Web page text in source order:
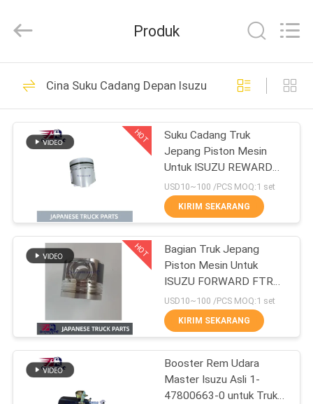
RUMAH
PRODUK
TENTANG
TUR
PABRIK
KONTROL
KUALITAS
HUBUNGI
Reserved.
Bagian truk Jepang
176
Suku Cadang Truk
Aftermarket
51
Produk
Cina Suku Cadang Depan Isuzu
HOT
Suku Cadang Truk
Jepang Piston Mesin
Untuk ISUZU REWARD
NPR NKR 4BD1 4BD1T
OEM 5-12111242-0
USD10~100 /PCS MOQ:1 set
KIRIM SEKARANG
HOT
Bagian Truk Jepang
Piston Mesin Untuk
ISUZU FORWARD FTR
FVR FSR 4HK1T 8-
98215307-0
USD10~100 /PCS MOQ:1 set
KIRIM SEKARANG
Booster Rem Udara
Master Isuzu Asli 1-
47800663-0 untuk Truk